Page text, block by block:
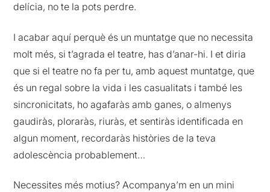
delícia, no te la pots perdre.
I acabar aquí perquè és un muntatge que no necessita
molt més, si t’agrada el teatre, has d’anar-hi. I et diria
que si el teatre no fa per tu, amb aquest muntatge, que
és un regal sobre la vida i les casualitats i també les
sincronicitats, ho agafaràs amb ganes, o almenys
gaudiràs, ploraràs, riuràs, et sentiràs identificada en
algun moment, recordaràs històries de la teva
adolescència probablement…
Necessites més motius? Acompanya’m en un mini